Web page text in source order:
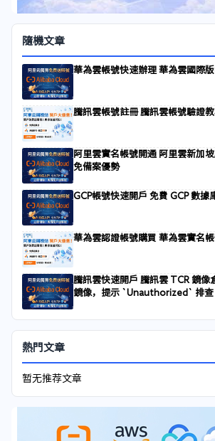
隨機文章
華為雲帳號快速辦理 華為雲國際
騰訊雲帳號註冊 騰訊雲帳號驗證
阿里雲實名帳號開通 阿里雲新加
免備案優勢
GCP帳號快速開戶 免費 GCP 數據
華為雲認證帳號購買 華為雲實名
騰訊雲快速開戶 騰訊雲 TCR 鏡像
鏡像，提示 `Unauthorized` 排查
熱門文章
暂无推荐文章